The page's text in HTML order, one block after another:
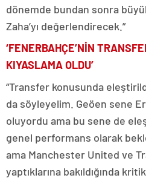
dönemde bundan sonra
Zaha’yı değerlendirecek.”
‘FENERBAHÇE’NİN
KIYASLAMA OLDU’
“Transfer konusunda
da söyleyelim. Geöen sene
oluyordu ama bu sene de
genel performans olarak
ama Manchester United ve
yaptıklarına bakıldığında